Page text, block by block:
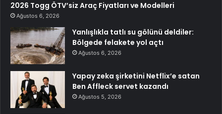
2026 Togg ÖTV’siz Araç Fiyatları ve Modelleri
Ağustos 6, 2026
Yanlışlıkla tatlı su gölünü deldiler:
Bölgede felakete yol açtı
Ağustos 6, 2026
Yapay zeka şirketini Netflix’e satan
Ben Affleck servet kazandı
Ağustos 5, 2026